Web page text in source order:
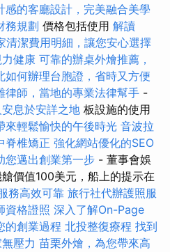
感的客廳設計，完美融合美學
務規劃 價格包括使用 解讀
清潔費用明細，讓您安心選擇
健康 可靠的辦桌外燴推薦，
如何辦理台胞證，省時又方便
律師，當地的專業法律幫手 -
息於安詳之地 板設施的使用
來輕鬆愉快的午後時光 音波拉
脊椎矯正 強化網站優化的SEO
您邁出創業第一步 - 董事會娛
價值100美元，船上的提示在
務高效可靠 旅行社代辦護照服
資格證照 深入了解On-Page
的創業過程 北投整復療程 找到
壓力 苗栗外燴，為您帶來高